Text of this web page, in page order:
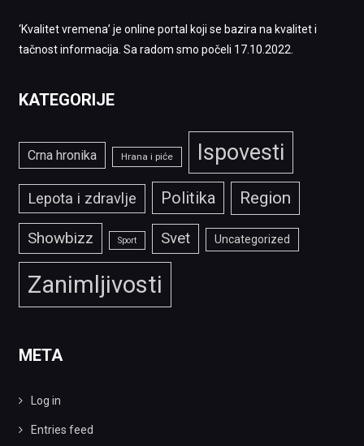
‘Kvalitet vremena’ je online portal koji se bazira na kvalitet i
tačnost informacija. Sa radom smo počeli 17.10.2022.
KATEGORIJE
Crna hronika Hrana i piće Ispovesti
Lepota i zdravlje Politika Region
Showbizz Sport Svet Uncategorized
Zanimljivosti
META
Log in
Entries feed